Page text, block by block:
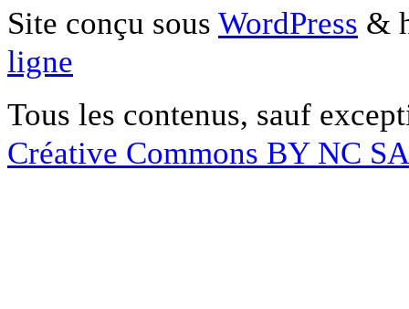
Site conçu sous WordPress &
ligne
Tous les contenus, sauf
Créative Commons BY NC SA